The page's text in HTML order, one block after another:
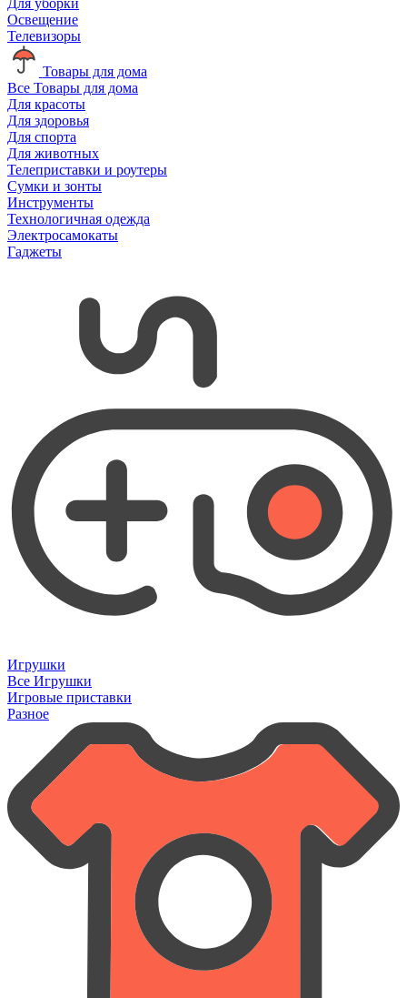
Освещение
Телевизоры
Товары для дома
Все Товары для дома
Для красоты
Для здоровья
Для спорта
Для животных
Телеприставки и роутеры
Сумки и зонты
Инструменты
Технологичная одежда
Электросамокаты
Гаджеты
Игрушки
Все Игрушки
Игровые приставки
Разное